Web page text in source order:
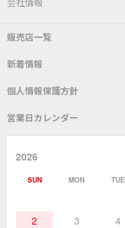
こて先
表面実装/SMT関連
作業環境／材料
よくあるご質問
取扱説明書
該非説明発行の申込み
会社情報
会社概要
グットのあゆみ
販売店一覧
新着情報
個人情報保護方針
営業日カレンダー
2026
SUN MON TUE
2
3 4